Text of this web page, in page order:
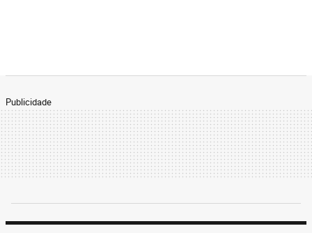
Publicidade